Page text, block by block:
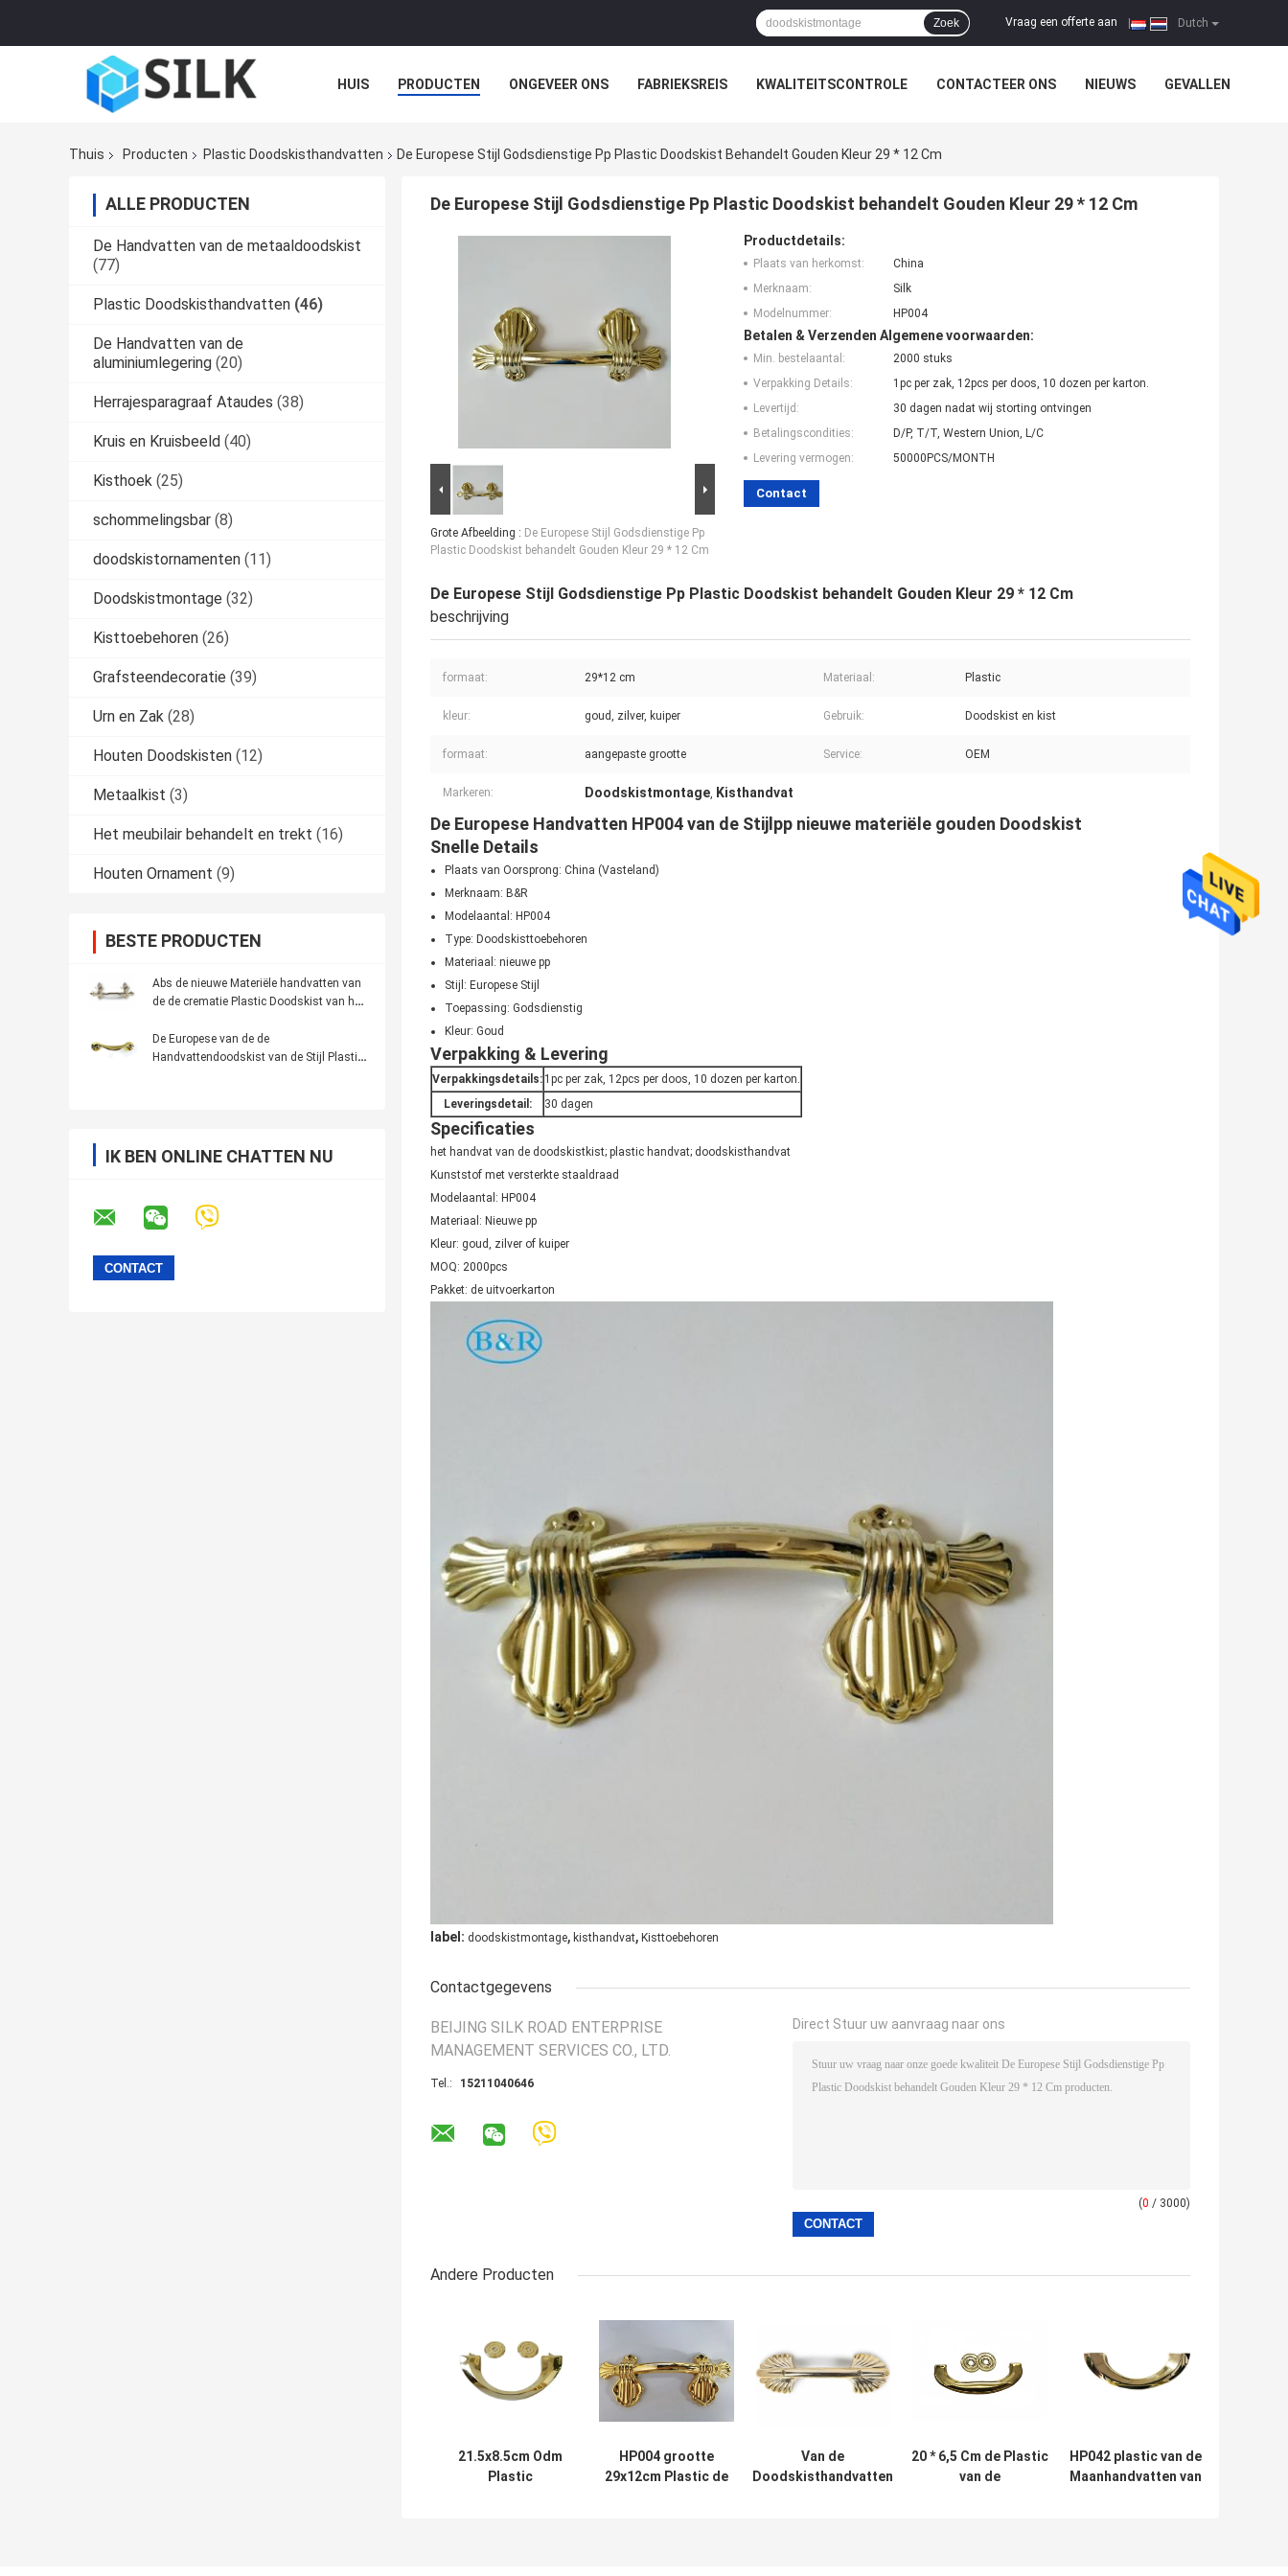
Dutch
Vraag een offerte aan
Zoek
HUIS PRODUCTEN ONGEVEER ONS FABRIEKSREIS KWALITEITSCONTROLE CONTACTEER ONS NIEUWS GEVALLEN
Thuis Producten Plastic Doodskisthandvatten De Europese Stijl Godsdienstige Pp Plastic Doodskist Behandelt Gouden Kleur 29 * 12 Cm
ALLE PRODUCTEN
De Handvatten van de metaaldoodskist
(77)
Plastic Doodskisthandvatten (46)
De Handvatten van de
aluminiumlegering (20)
Herrajesparagraaf Ataudes (38)
Kruis en Kruisbeeld (40)
Kisthoek (25)
schommelingsbar (8)
doodskistornamenten (11)
Doodskistmontage (32)
Kisttoebehoren (26)
Grafsteendecoratie (39)
Urn en Zak (28)
Houten Doodskisten (12)
Metaalkist (3)
Het meubilair behandelt en trekt (16)
Houten Ornament (9)
BESTE PRODUCTEN
Abs de nieuwe Materiële handvatten van
de de crematie Plastic Doodskist van het
De Europese van de de
Handvattendoodskist van de Stijl Plastic
IK BEN ONLINE CHATTEN NU
De Europese Stijl Godsdienstige Pp Plastic Doodskist behandelt Gouden Kleur 29 * 12 Cm
Grote Afbeelding : De Europese Stijl Godsdienstige Pp
Plastic Doodskist behandelt Gouden Kleur 29 * 12 Cm
Productdetails:
Plaats van herkomst:
China
Merknaam:
Silk
Modelnummer:
HP004
Betalen & Verzenden Algemene voorwaarden:
Min. bestelaantal:
2000 stuks
Verpakking Details:
1pc per zak, 12pcs per doos, 10 dozen per karton.
Levertijd:
30 dagen nadat wij storting ontvingen
Betalingscondities:
D/P, T/T, Western Union, L/C
Levering vermogen:
50000PCS/MONTH
Contact
De Europese Stijl Godsdienstige Pp Plastic Doodskist behandelt Gouden Kleur 29 * 12 Cm
beschrijving
formaat: 29*12 cm Materiaal: Plastic
kleur: goud, zilver, kuiper Gebruik: Doodskist en kist
formaat: aangepaste grootte Service: OEM
Markeren: Doodskistmontage, Kisthandvat
De Europese Handvatten HP004 van de Stijlpp nieuwe materiële gouden Doodskist
Snelle Details
Plaats van Oorsprong: China (Vasteland)
Merknaam: B&R
Modelaantal: HP004
Type: Doodskisttoebehoren
Materiaal: nieuwe pp
Stijl: Europese Stijl
Toepassing: Godsdienstig
Kleur: Goud
Verpakking & Levering
Verpakkingsdetails: 1pc per zak, 12pcs per doos, 10 dozen per karton.
Leveringsdetail:
30 dagen
Specificaties
het handvat van de doodskistkist; plastic handvat; doodskisthandvat
Kunststof met versterkte staaldraad
Modelaantal: HP004
Materiaal: Nieuwe pp
Kleur: goud, zilver of kuiper
MOQ: 2000pcs
Pakket: de uitvoerkarton
label: doodskistmontage, kisthandvat, Kisttoebehoren
Contactgegevens
BEIJING SILK ROAD ENTERPRISE
MANAGEMENT SERVICES CO., LTD.
Tel.: 15211040646
Direct Stuur uw aanvraag naar ons
(0 / 3000)
Andere Producten
21.5x8.5cm Odm
Plastic
HP004 grootte
29x12cm Plastic de
Van de
Doodskisthandvatten
20 * 6,5 Cm de Plastic
van de
HP042 plastic van de
Maanhandvatten van